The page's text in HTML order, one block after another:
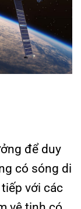
để duy
có sóng di
với các